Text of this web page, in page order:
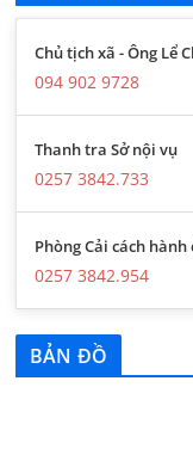
Chủ tịch xã - Ông Lể
094 902 9728
Thanh tra Sở nội vụ
0257 3842.733
Phòng Cải cách
0257 3842.954
BẢN ĐỒ